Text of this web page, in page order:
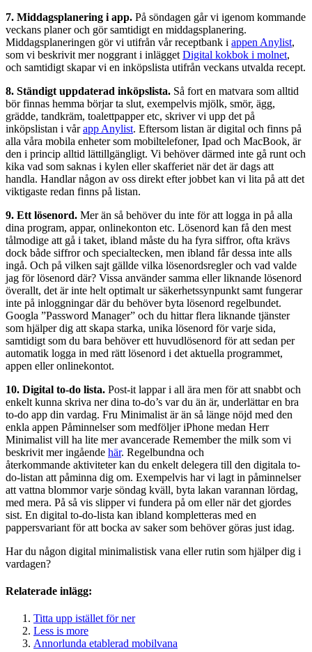
7. Middagsplanering i app. På söndagen går vi igenom kommande
veckans planer och gör samtidigt en middagsplanering.
Middagsplaneringen gör vi utifrån vår receptbank i appen Anylist,
som vi beskrivit mer noggrant i inlägget Digital kokbok i molnet,
och samtidigt skapar vi en inköpslista utifrån veckans utvalda recept.
8. Ständigt uppdaterad inköpslista. Så fort en matvara som alltid
bör finnas hemma börjar ta slut, exempelvis mjölk, smör, ägg,
grädde, tandkräm, toalettpapper etc, skriver vi upp det på
inköpslistan i vårapp Anylist. Eftersom listan är digital och finns på
alla våra mobila enheter som mobiltelefoner, Ipad och MacBook, är
den i princip alltid lättillgängligt. Vi behöver därmed inte gå runt och
kika vad som saknas i kylen eller skafferiet när det är dags att
handla. Handlar någon av oss direkt efter jobbet kan vi lita på att det
viktigaste redan finns på listan.
9. Ett lösenord. Mer än så behöver du inte för att logga in på alla
dina program, appar, onlinekonton etc. Lösenord kan få den mest
tålmodige att gå i taket, ibland måste du ha fyra siffror, ofta krävs
dock både siffror och specialtecken, men ibland får dessa inte alls
ingå. Och på vilken sajt gällde vilka lösenordsregler och vad valde
jag för lösenord där? Vissa använder samma eller liknande lösenord
överallt, det är inte helt optimalt ur säkerhetssynpunkt samt fungerar
inte på inloggningar där du behöver byta lösenord regelbundet.
Googla ”Password Manager” och du hittar flera liknande tjänster
som hjälper dig att skapa starka, unika lösenord för varje sida,
samtidigt som du bara behöver ett huvudlösenord för att sedan per
automatik logga in med rätt lösenord i det aktuella programmet,
appen eller onlinekontot.
10. Digital to-do lista. Post-it lappar i all ära men för att snabbt och
enkelt kunna skriva ner dina to-do’s var du än är, underlättar en bra
to-do app din vardag. Fru Minimalist är än så länge nöjd med den
enkla appen Påminnelser som medföljer iPhone medan Herr
Minimalist vill ha lite mer avancerade Remember the milk som vi
beskrivit mer ingående här. Regelbundna och
återkommande aktiviteter kan du enkelt delegera till den digitala to-
do-listan att påminna dig om. Exempelvis har vi lagt in påminnelser
att vattna blommor varje söndag kväll, byta lakan varannan lördag,
med mera. På så vis slipper vi fundera på om eller när det gjordes
sist. En digital to-do-lista kan ibland kompletteras med en
pappersvariant för att bocka av saker som behöver göras just idag.
Har du någon digital minimalistisk vana eller rutin som hjälper dig i
vardagen?
Relaterade inlägg:
Titta upp istället för ner
Less is more
Annorlunda etablerad mobilvana